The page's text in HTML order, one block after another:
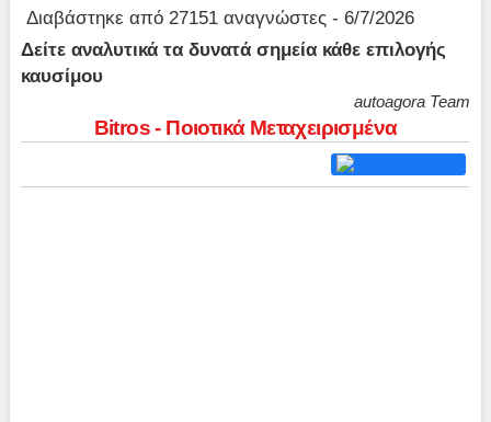
Διαβάστηκε από 27151 αναγνώστες - 6/7/2026
Δείτε αναλυτικά τα δυνατά σημεία κάθε επιλογής
καυσίμου
autoagora Team
Bitros - Ποιοτικά Μεταχειρισμένα